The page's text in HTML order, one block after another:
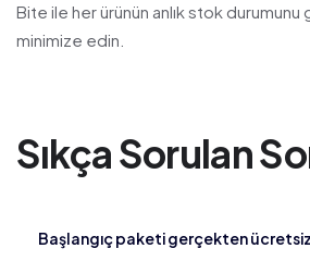
Bite ile her ürünün anlık stok durumunu
minimize edin.
Sıkça Sorulan
Başlangıç paketi gerçekten